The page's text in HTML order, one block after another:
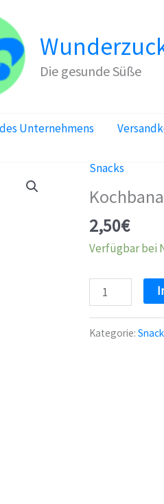
Die gesunde Süße
Unternehmens
Snacks
2,50€
Verfügbar bei
Kochbananen
Chips
mit
Kategorie: